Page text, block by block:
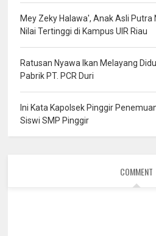
Mey Zeky Halawa', Anak Asli Putra
Nilai Tertinggi di Kampus UIR Riau
Ratusan Nyawa Ikan Melayang
Pabrik PT. PCR Duri
Ini Kata Kapolsek Pinggir
Siswi SMP Pinggir
COMMENT